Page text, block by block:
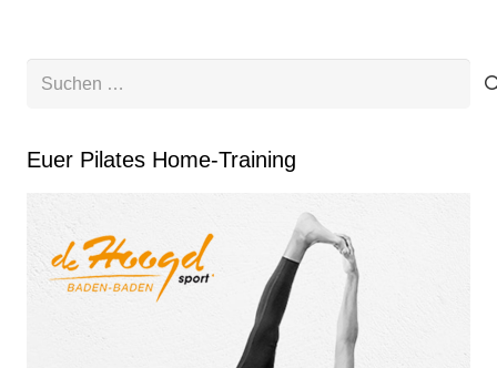
Suchen
Euer Pilates Home-Training